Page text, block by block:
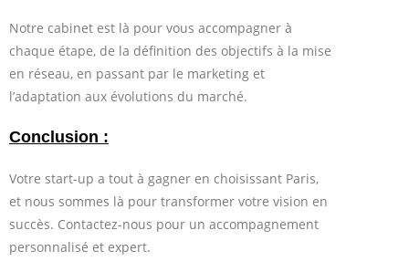
Notre cabinet est là pour vous accompagner à
chaque étape, de la définition des objectifs à la mise
en réseau, en passant par le marketing et
l’adaptation aux évolutions du marché.
Conclusion :
Votre start-up a tout à gagner en choisissant Paris,
et nous sommes là pour transformer votre vision en
succès. Contactez-nous pour un accompagnement
personnalisé et expert.